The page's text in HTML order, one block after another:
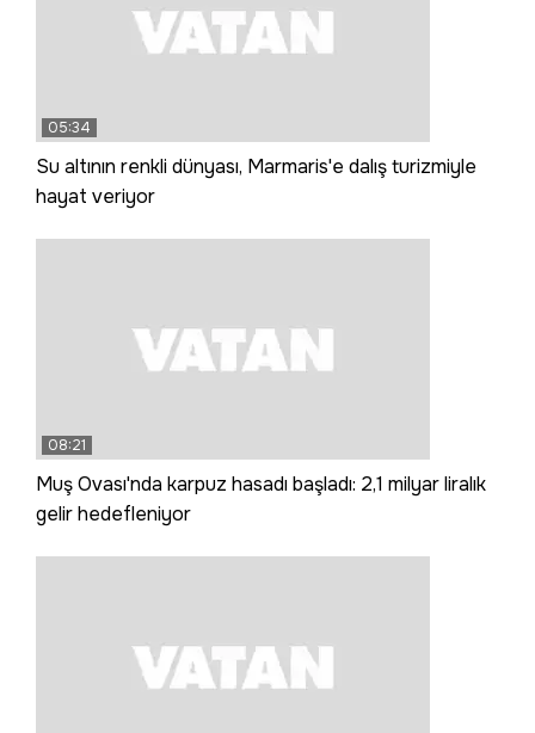
05:34
Su altının renkli dünyası, Marmaris'e dalış turizmiyle
hayat veriyor
08:21
Muş Ovası'nda karpuz hasadı başladı: 2,1 milyar liralık
gelir hedefleniyor